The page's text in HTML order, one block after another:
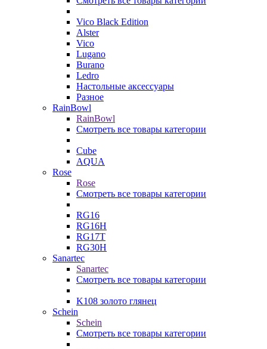
Vico Black Edition
Alster
Vico
Lugano
Burano
Ledro
Настольные аксессуары
Разное
RainBowl
RainBowl
Смотреть все товары категории
Cube
AQUA
Rose
Rose
Смотреть все товары категории
RG16
RG16H
RG17T
RG30H
Sanartec
Sanartec
Смотреть все товары категории
K108 золото глянец
Schein
Schein
Смотреть все товары категории